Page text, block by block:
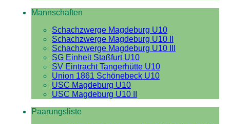
Mannschaften
Schachzwerge Magdeburg U10
Schachzwerge Magdeburg U10 II
Schachzwerge Magdeburg U10 III
SG Einheit Staßfurt U10
SV Eintracht Tangerhütte U10
Union 1861 Schönebeck U10
USC Magdeburg U10
USC Magdeburg U10 II
Paarungsliste